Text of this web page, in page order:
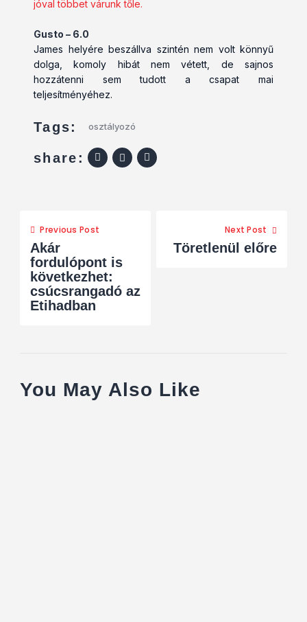
jóval többet várunk tőle.
Gusto – 6.0
James helyére beszállva szintén nem volt könnyű
dolga, komoly hibát nem vétett, de sajnos
hozzátenni sem tudott a csapat mai
teljesítményéhez.
Tags: osztályozó
share:
Previous Post
Akár
fordulópont is
következhet:
csúcsrangadó az
Etihadban
Next Post
Töretlenül előre
You May Also Like